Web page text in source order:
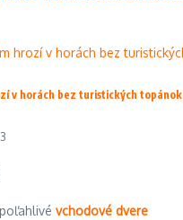
v horách bez turistických topánok
vchodové dvere